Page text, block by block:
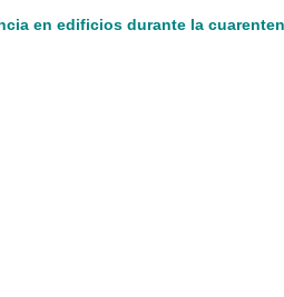
en edificios durante la